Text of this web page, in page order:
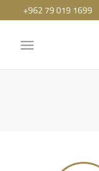
+962 79 019 1699